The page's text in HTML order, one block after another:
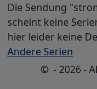
Die Sendung
scheint keine
hier leider keine
Andere Serien
© - 2026 -